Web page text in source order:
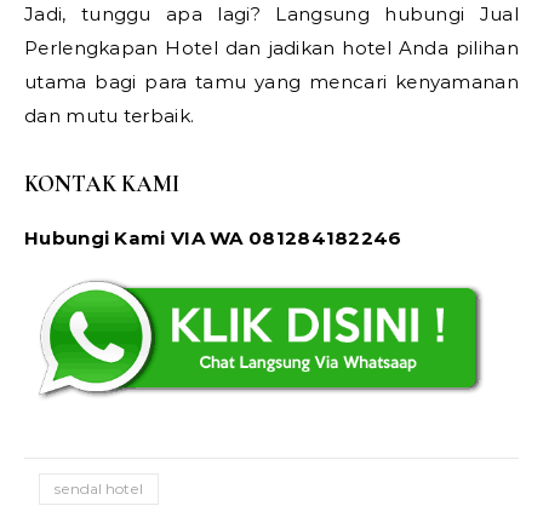
Jadi, tunggu apa lagi? Langsung hubungi Jual
Perlengkapan Hotel dan jadikan hotel Anda pilihan
utama bagi para tamu yang mencari kenyamanan
dan mutu terbaik.
KONTAK KAMI
Hubungi Kami VIA WA 081284182246
sendal hotel